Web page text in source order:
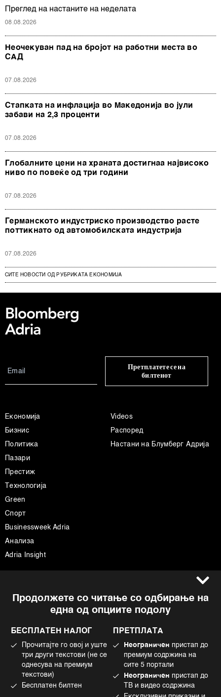
Преглед на настаните на неделата
08.08.2026
Неочекуван пад на бројот на работни места во
САД
07.08.2026
Стапката на инфлација во Македонија во јули
забави на 2,3 проценти
07.08.2026
Глобалните цени на храната достигнаа највисоко
ниво по повеќе од три години
07.08.2026
Германското индустриско производство расте
поттикнато од автомобилската индустрија
07.08.2026
СИТЕ НОВОСТИ ОД РУБРИКАТА ЕКОНОМИЈА
Продолжете со читање со одбирање на
една од опциите подолу
БЕСПЛАТЕН НАЛОГ
Прочитајте го овој и уште
три други текстови (не се
однесува на премиум
текстови)
Бесплатен билтен
ПРЕТПЛАТА
Неограничен пристап до
премиум содржина на
сите 5 портали
Неограничен пристап до
ТВ и видео содржина
Претплатете се на
билтенот
Економија
Бизнис
Политика
Пазари
Престиж
Технологија
Green
Спорт
Businessweek Adria
Анализа
Adria Insight
Videos
Распоред
Настани на Блумберг Адрија
Импресум
Политика на приватност
Употреба на вештачка интелигенција
Facebook
Instagram
Tiktok
©2022 - 2026 Bloomberg L.P. All Rights Reserved. BLOOMBERG and the